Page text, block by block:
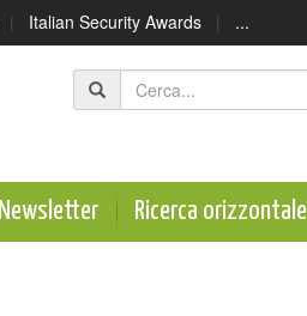
| Italian Security Awards | ...
Newsletter Ricerca orizzontale